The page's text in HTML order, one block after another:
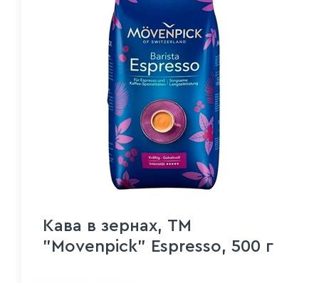
Кава в зернах, TM
"Movenpick" Espresso, 500 г